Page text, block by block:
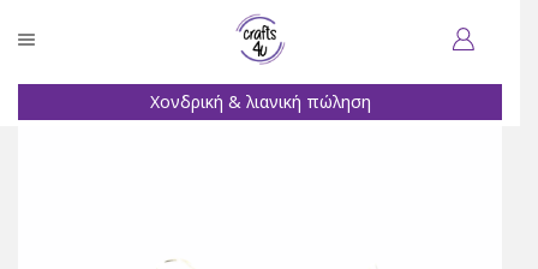
Χονδρική & λιανική πώληση